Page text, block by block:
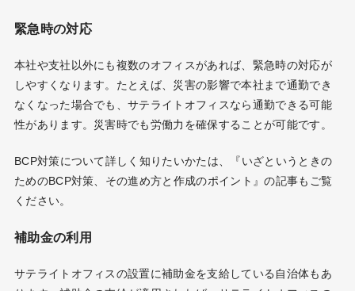
緊急時の対応
本社や支社以外にも複数のオフィスがあれば、緊急時の対応が
しやすくなります。たとえば、災害の影響で本社まで通勤でき
なくなった場合でも、サテライトオフィスなら通勤できる可能
性があります。災害時でも労働力を確保することが可能です。
BCP対策について詳しく知りたいかたは、『いざというときの
ためのBCP対策、その進め方と作成のポイント』の記事もご覧
ください。
補助金の利用
サテライトオフィスの設置に補助金を支給している自治体もあ